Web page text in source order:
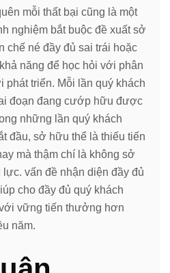
mỗi thất bại cũng là một
nghiệm bắt buộc đề xuất sở
chế né đầy đủ sai trái hoặc
năng để học hỏi với phân
phát triển. Mỗi lần quý khách
đoạn đang cướp hữu được
những lần quý khách
đầu, sở hữu thể là thiếu tiến
mà thậm chí là không sở
vấn đề nhận diện đầy đủ
cho đầy đủ quý khách
vững tiến thưởng hơn
năm.